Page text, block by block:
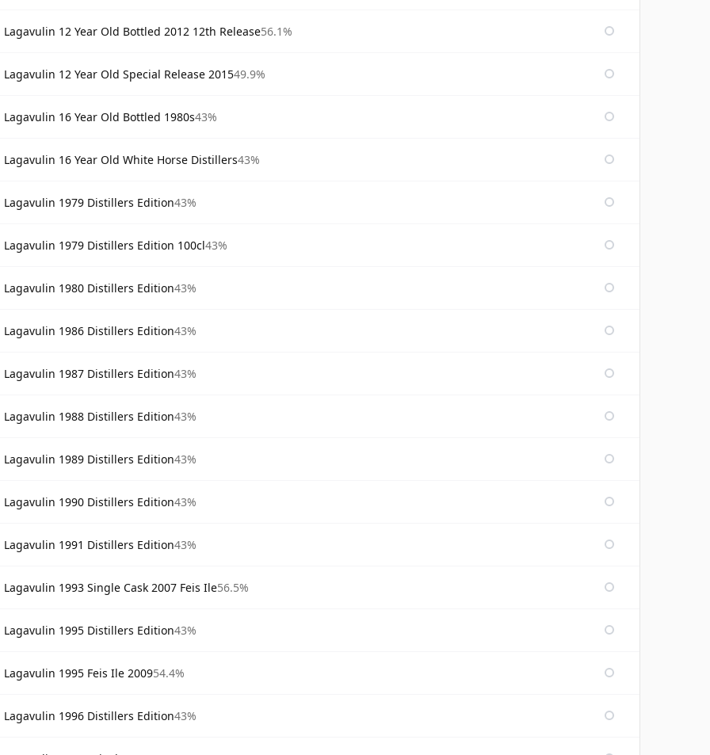
Lagavulin 12 Year Old Bottled 2012 12th Release56.1%
Lagavulin 12 Year Old Special Release 201549.9%
Lagavulin 16 Year Old Bottled 1980s43%
Lagavulin 16 Year Old White Horse Distillers43%
Lagavulin 1979 Distillers Edition43%
Lagavulin 1979 Distillers Edition 100cl43%
Lagavulin 1980 Distillers Edition43%
Lagavulin 1986 Distillers Edition43%
Lagavulin 1987 Distillers Edition43%
Lagavulin 1988 Distillers Edition43%
Lagavulin 1989 Distillers Edition43%
Lagavulin 1990 Distillers Edition43%
Lagavulin 1991 Distillers Edition43%
Lagavulin 1993 Single Cask 2007 Feis Ile56.5%
Lagavulin 1995 Distillers Edition43%
Lagavulin 1995 Feis Ile 200954.4%
Lagavulin 1996 Distillers Edition43%